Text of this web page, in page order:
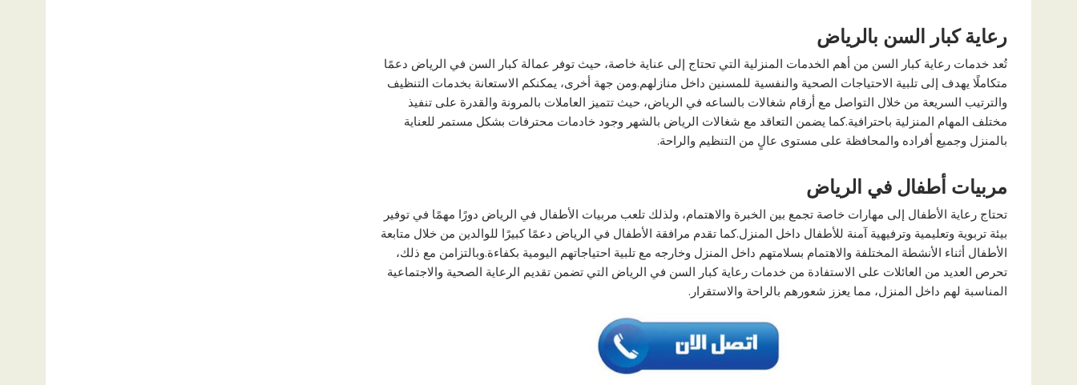
رعاية كبار السن بالرياض
تُعد خدمات رعاية كبار السن من أهم الخدمات المنزلية التي تحتاج إلى عناية خاصة، حيث توفر عمالة كبار السن في الرياض دعمًا
متكاملًا يهدف إلى تلبية الاحتياجات الصحية والنفسية للمسنين داخل منازلهم.ومن جهة أخرى، يمكنكم الاستعانة بخدمات التنظيف
والترتيب السريعة من خلال التواصل مع أرقام شغالات بالساعه في الرياض، حيث تتميز العاملات بالمرونة والقدرة على تنفيذ
مختلف المهام المنزلية باحترافية.كما يضمن التعاقد مع شغالات الرياض بالشهر وجود خادمات محترفات بشكل مستمر للعناية
بالمنزل وجميع أفراده والمحافظة على مستوى عالٍ من التنظيم والراحة.
مربيات أطفال في الرياض
تحتاج رعاية الأطفال إلى مهارات خاصة تجمع بين الخبرة والاهتمام، ولذلك تلعب مربيات الأطفال في الرياض دورًا مهمًا في توفير
بيئة تربوية وتعليمية وترفيهية آمنة للأطفال داخل المنزل.كما تقدم مرافقة الأطفال في الرياض دعمًا كبيرًا للوالدين من خلال متابعة
الأطفال أثناء الأنشطة المختلفة والاهتمام بسلامتهم داخل المنزل وخارجه مع تلبية احتياجاتهم اليومية بكفاءة.وبالتزامن مع ذلك،
تحرص العديد من العائلات على الاستفادة من خدمات رعاية كبار السن في الرياض التي تضمن تقديم الرعاية الصحية والاجتماعية
المناسبة لهم داخل المنزل، مما يعزز شعورهم بالراحة والاستقرار.